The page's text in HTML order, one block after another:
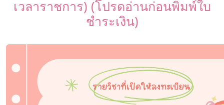
เวลาราชการ) (โปรดอ่านก่อนพิมพ์ใบ
ชำระเงิน)